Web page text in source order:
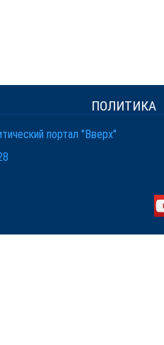
ПОЛИТИКА
портал "Вверх"